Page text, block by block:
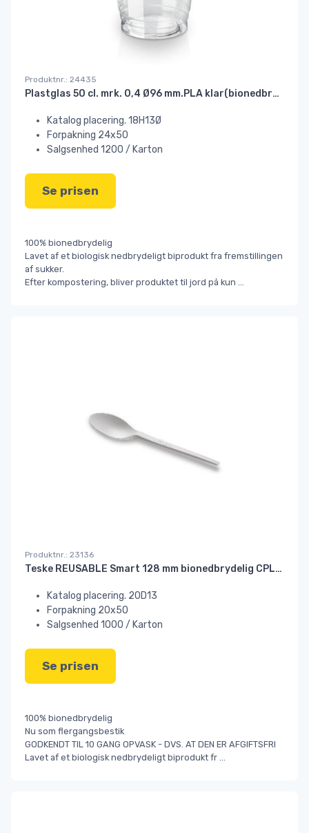
Produktnr.: 24435
Plastglas 50 cl. mrk. 0,4 Ø96 mm.PLA klar(bionedbrydelig)//
Katalog placering. 18H13Ø
Forpakning 24x50
Salgsenhed 1200 / Karton
Se prisen
100% bionedbrydelig
Lavet af et biologisk nedbrydeligt biprodukt fra fremstillingen
af sukker.
Efter kompostering, bliver produktet til jord på kun ...
Produktnr.: 23136
Teske REUSABLE Smart 128 mm bionedbrydelig CPLA hvid
Katalog placering. 20D13
Forpakning 20x50
Salgsenhed 1000 / Karton
Se prisen
100% bionedbrydelig
Nu som flergangsbestik
GODKENDT TIL 10 GANG OPVASK - DVS. AT DEN ER AFGIFTSFRI
Lavet af et biologisk nedbrydeligt biprodukt fr ...